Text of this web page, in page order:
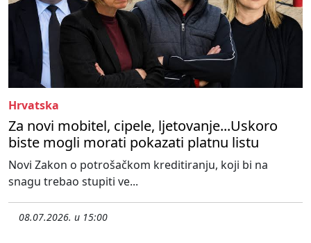
Hrvatska
Za novi mobitel, cipele, ljetovanje...Uskoro
biste mogli morati pokazati platnu listu
Novi Zakon o potrošačkom kreditiranju, koji bi na
snagu trebao stupiti ve...
08.07.2026. u 15:00